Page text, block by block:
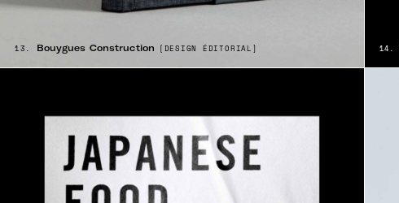
13. Bouygues Construction [DESIGN ÉDITORIAL] 14.